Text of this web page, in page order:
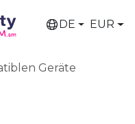
DE EUR
Geräte